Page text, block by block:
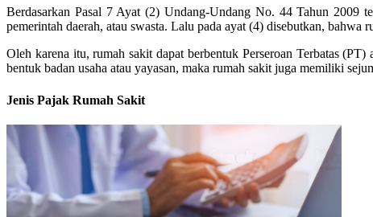
Berdasarkan Pasal 7 Ayat (2) Undang-Undang No. 44 Tahun 2009
pemerintah daerah, atau swasta. Lalu pada ayat (4) disebutkan,
Oleh karena itu, rumah sakit dapat berbentuk Perseroan Terbatas
bentuk badan usaha atau yayasan, maka rumah sakit juga memiliki
Jenis Pajak Rumah Sakit